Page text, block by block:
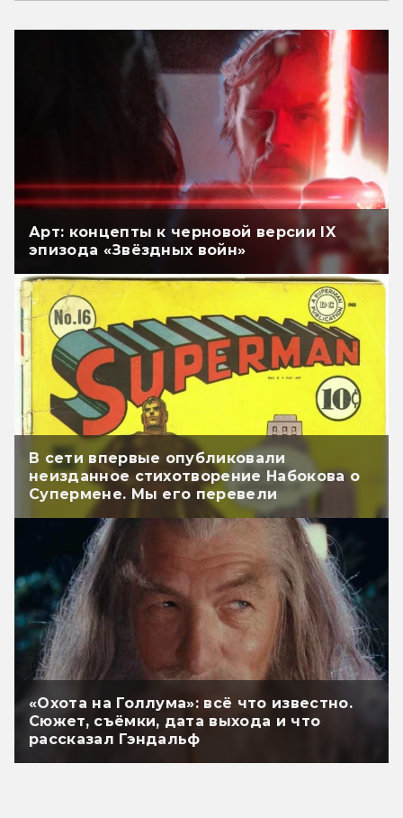
Арт: концепты к черновой версии IX
эпизода «Звёздных войн»
В сети впервые опубликовали
неизданное стихотворение Набокова о
Супермене. Мы его перевели
«Охота на Голлума»: всё что известно.
Сюжет, съёмки, дата выхода и что
рассказал Гэндальф